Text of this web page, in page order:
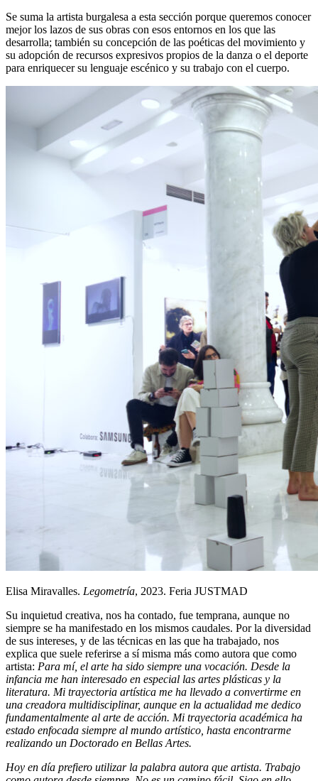
Se suma la artista burgalesa a esta sección porque queremos conocer
mejor los lazos de sus obras con esos entornos en los que las
desarrolla; también su concepción de las poéticas del movimiento y
su adopción de recursos expresivos propios de la danza o el deporte
para enriquecer su lenguaje escénico y su trabajo con el cuerpo.
Elisa Miravalles. Legometría, 2023. Feria JUSTMAD
Su inquietud creativa, nos ha contado, fue temprana, aunque no
siempre se ha manifestado en los mismos caudales. Por la diversidad
de sus intereses, y de las técnicas en las que ha trabajado, nos
explica que suele referirse a sí misma más como autora que como
artista: Para mí, el arte ha sido siempre una vocación. Desde la
infancia me han interesado en especial las artes plásticas y la
literatura. Mi trayectoria artística me ha llevado a convertirme en
una creadora multidisciplinar, aunque en la actualidad me dedico
fundamentalmente al arte de acción. Mi trayectoria académica ha
estado enfocada siempre al mundo artístico, hasta encontrarme
realizando un Doctorado en Bellas Artes.
Hoy en día prefiero utilizar la palabra autora que artista. Trabajo